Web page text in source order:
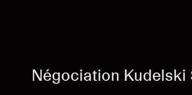
Négociation Kudelski